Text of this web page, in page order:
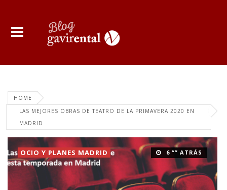
HOME
LAS MEJORES OBRAS DE TEATRO DE LA PRIMAVERA 2020 EN
MADRID
6 “” ATRÁS
OCIO Y PLANES MADRID